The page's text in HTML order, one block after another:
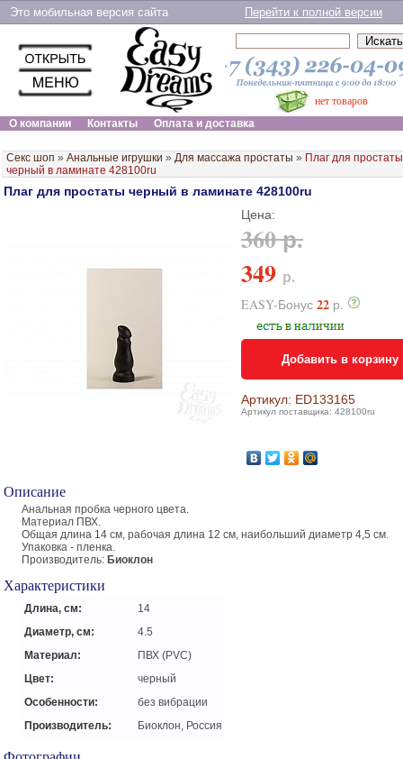
Это мобильная версия сайта Перейти к полной версии
нет товаров
О компании
Контакты Оплата и доставка
Секс шоп » Анальные игрушки » Для массажа простаты » Плаг для простаты
черный в ламинате 428100ru
Плаг для простаты черный в ламинате 428100ru
Цена:
360 р.
349 р.
EASY-Бонус 22 р.
Добавить в корзину
Артикул: ED133165
Артикул поставщика: 428100ru
Описание
Анальная пробка черного цвета.
Материал ПВХ.
Общая длина 14 см, рабочая длина 12 см, наибольший диаметр 4,5 см.
Упаковка - пленка.
Производитель: Биоклон
Характеристики
Длина, см:
14
Диаметр, см:
4.5
Материал:
ПВХ (PVC)
Цвет:
черный
Особенности:
без вибрации
Производитель:
Биоклон, Россия